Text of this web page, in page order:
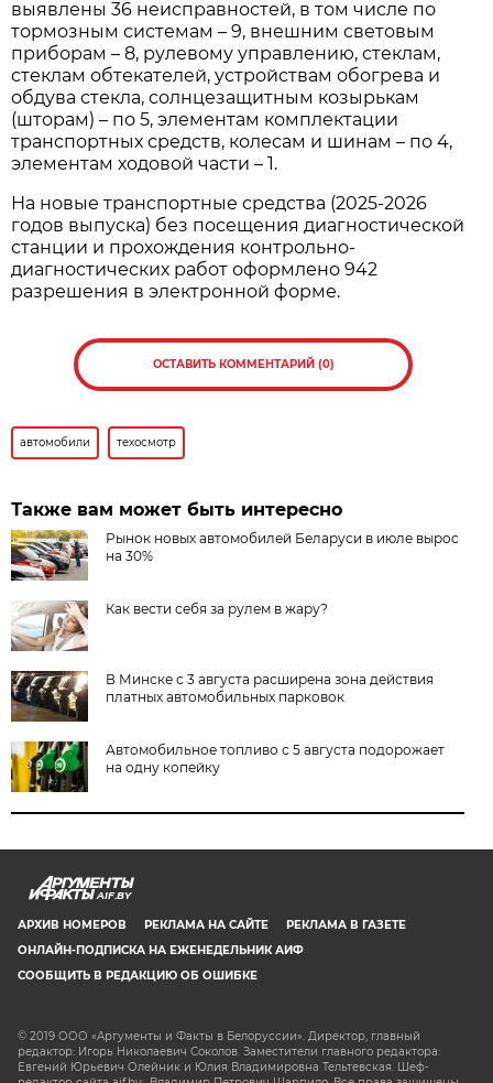
выявлены 36 неисправностей, в том числе по
тормозным системам – 9, внешним световым
приборам – 8, рулевому управлению, стеклам,
стеклам обтекателей, устройствам обогрева и
обдува стекла, солнцезащитным козырькам
(шторам) – по 5, элементам комплектации
транспортных средств, колесам и шинам – по 4,
элементам ходовой части – 1.
На новые транспортные средства (2025-2026
годов выпуска) без посещения диагностической
станции и прохождения контрольно-
диагностических работ оформлено 942
разрешения в электронной форме.
ОСТАВИТЬ КОММЕНТАРИЙ (0)
автомобили техосмотр
Также вам может быть интересно
Рынок новых автомобилей Беларуси в июле вырос
на 30%
Как вести себя за рулем в жару?
В Минске с 3 августа расширена зона действия
платных автомобильных парковок
Автомобильное топливо с 5 августа подорожает
на одну копейку
AIF.BY
АРХИВ НОМЕРОВ РЕКЛАМА НА САЙТЕ
РЕКЛАМА В ГАЗЕТЕ
ОНЛАЙН-ПОДПИСКА НА ЕЖЕНЕДЕЛЬНИК АИФ
СООБЩИТЬ В РЕДАКЦИЮ ОБ ОШИБКЕ
© 2019 ООО «Аргументы и Факты в Белоруссии». Директор, главный
редактор: Игорь Николаевич Соколов. Заместители главного редактора:
Евгений Юрьевич Олейник и Юлия Владимировна Тельтевская. Шеф-